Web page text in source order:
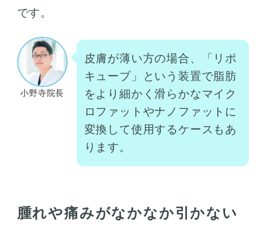
です。
小野寺院長
皮膚が薄い方の場合、「リポ
キューブ」という装置で脂肪
をより細かく滑らかなマイク
ロファットやナノファットに
変換して使用するケースもあ
ります。
腫れや痛みがなかなか引かない